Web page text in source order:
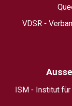
VDSR -
ISM - Institut